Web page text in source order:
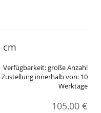
cm
Verfügbarkeit:große Anzahl
Zustellung innerhalb von: 10
Werktage
105,00 €